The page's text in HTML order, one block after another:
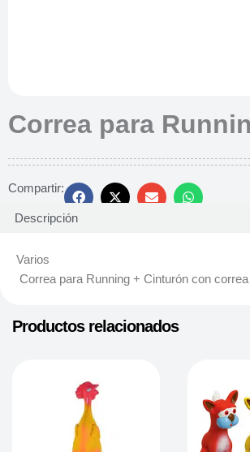
Correa para
Compartir:
Descripción
Varios
Correa para Running + Cinturón con
Productos relacionados